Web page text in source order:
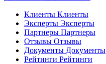
Клиенты Клиенты
Эксперты Эксперты
Партнеры Партнеры
Отзывы Отзывы
Документы Документы
Рейтинги Рейтинги